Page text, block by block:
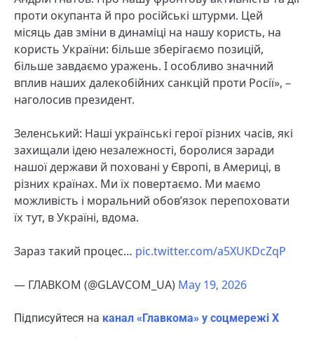
проти окупанта й про російські штурми. Цей
місяць дав зміни в динаміці на нашу користь, на
користь України: більше зберігаємо позицій,
більше завдаємо уражень. І особливо значний
вплив наших далекобійних санкцій проти Росії», –
наголосив президент.
Зеленський: Наші українські герої різних часів, які
захищали ідею незалежності, боролися заради
нашої держави й поховані у Європі, в Америці, в
різних країнах. Ми їх повертаємо. Ми маємо
можливість і моральний обов’язок перепоховати
їх тут, в Україні, вдома.
Зараз такий процес… pic.twitter.com/a5XUKDcZqP
— ГЛАВКОМ (@GLAVCOM_UA) May 19, 2026
Підписуйтеся на канал «Главкома» у соцмережі Х